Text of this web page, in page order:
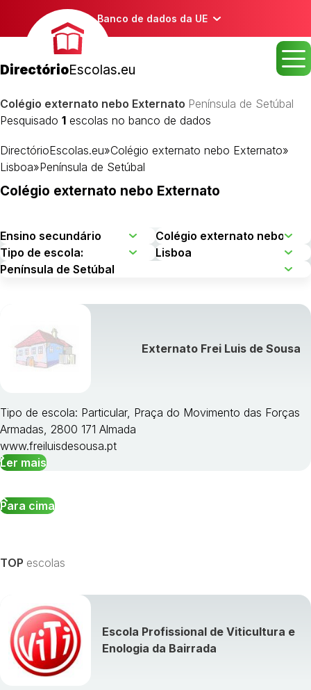
Banco de dados da UE
DirectórioEscolas.eu
Colégio externato nebo Externato Península de Setúbal
Pesquisado 1 escolas no banco de dados
DirectórioEscolas.eu»Colégio externato nebo Externato»
Lisboa»Península de Setúbal
Colégio externato nebo Externato
Externato Frei Luis de Sousa
Tipo de escola: Particular, Praça do Movimento das Forças
Armadas, 2800 171 Almada
www.freiluisdesousa.pt
Ler mais
Para cima
TOP escolas
Escola Profissional de Viticultura e
Enologia da Bairrada